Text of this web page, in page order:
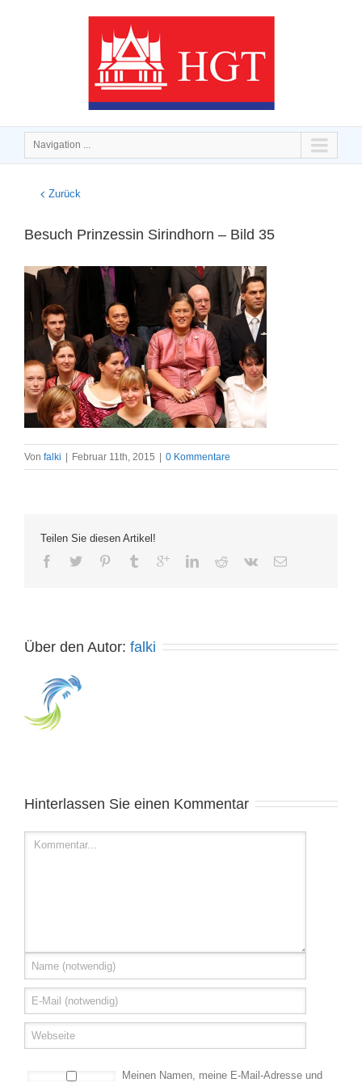
Navigation ...
Zurück
Besuch Prinzessin Sirindhorn – Bild 35
Von falki Februar 11th, 2015 0 Kommentare
Teilen Sie diesen Artikel!
Über den Autor: falki
Hinterlassen Sie einen Kommentar
Meinen Namen, meine E-Mail-Adresse und